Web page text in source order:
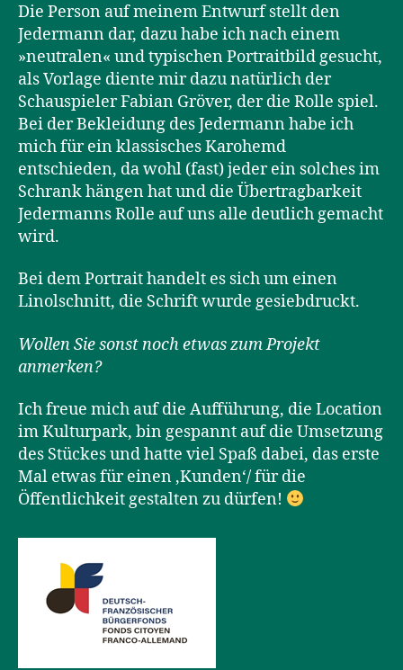
Die Person auf meinem Entwurf stellt den
Jedermann dar, dazu habe ich nach einem
»neutralen« und typischen Portraitbild gesucht,
als Vorlage diente mir dazu natürlich der
Schauspieler Fabian Gröver, der die Rolle spiel.
Bei der Bekleidung des Jedermann habe ich
mich für ein klassisches Karohemd
entschieden, da wohl (fast) jeder ein solches im
Schrank hängen hat und die Übertragbarkeit
Jedermanns Rolle auf uns alle deutlich gemacht
wird.
Bei dem Portrait handelt es sich um einen
Linolschnitt, die Schrift wurde gesiebdruckt.
Wollen Sie sonst noch etwas zum Projekt
anmerken?
Ich freue mich auf die Aufführung, die Location
im Kulturpark, bin gespannt auf die Umsetzung
des Stückes und hatte viel Spaß dabei, das erste
Mal etwas für einen ‚Kunden‘/ für die
Öffentlichkeit gestalten zu dürfen!